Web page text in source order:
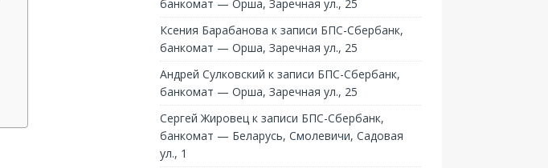
банкомат — Орша, Заречная ул., 25
Ксения Барабанова к записи БПС-Сбербанк,
банкомат — Орша, Заречная ул., 25
Андрей Сулковский к записи БПС-Сбербанк,
банкомат — Орша, Заречная ул., 25
Сергей Жировец к записи БПС-Сбербанк,
банкомат — Беларусь, Смолевичи, Садовая
ул., 1